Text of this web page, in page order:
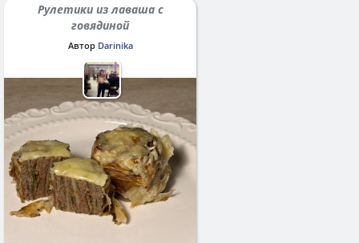
Рулетики из лаваша с
говядиной
Автор Darinika